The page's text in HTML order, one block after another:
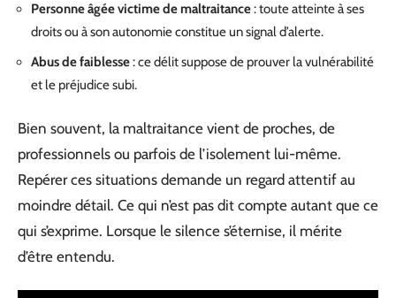
Personne âgée victime de maltraitance: toute atteinte à ses
droits ou à son autonomie constitue un signal d’alerte.
Abus de faiblesse: ce délit suppose de prouver la vulnérabilité
et le préjudice subi.
Bien souvent, la maltraitance vient de proches, de
professionnels ou parfois de l’isolement lui-même.
Repérer ces situations demande un regard attentif au
moindre détail. Ce qui n’est pas dit compte autant que ce
qui s’exprime. Lorsque le silence s’éternise, il mérite
d’être entendu.